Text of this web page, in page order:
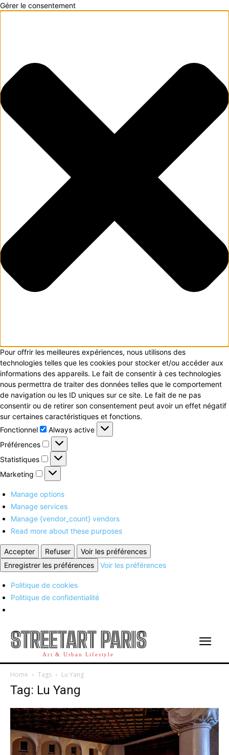
Gérer le consentement
Pour offrir les meilleures expériences, nous utilisons des
technologies telles que les cookies pour stocker et/ou accéder aux
informations des appareils. Le fait de consentir à ces technologies
nous permettra de traiter des données telles que le comportement
de navigation ou les ID uniques sur ce site. Le fait de ne pas
consentir ou de retirer son consentement peut avoir un effet négatif
sur certaines caractéristiques et fonctions.
Fonctionnel
Fonctionnel
Always active
Préférences
Préférences
Statistiques
Statistiques
Marketing
Marketing
Manage options
Manage services
Manage {vendor_count} vendors
Read more about these purposes
Accepter Refuser
Voir les préférences
Enregistrer les préférences
Voir les préférences
Politique de cookies
Politique de confidentialité
STREETART PARIS
Art & Urban Lifestyle
Home Tags Lu Yang
Tag: Lu Yang